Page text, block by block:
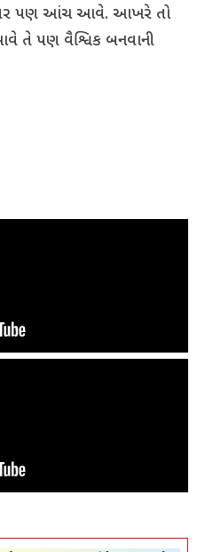
ઉપર પણ આંચ આવે. આખરે તો
તે પણ વૈશ્વિક બનવાની